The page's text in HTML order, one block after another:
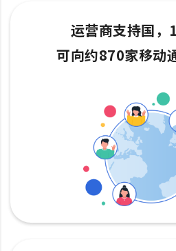
运营商支持国，
可向约870家移动